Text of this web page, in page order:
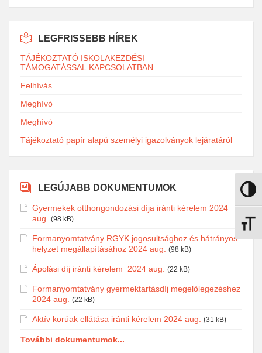
Nagy
LEGFRISSEBB HÍREK
TÁJÉKOZTATÓ ISKOLAKEZDÉSI
TÁMOGATÁSSAL KAPCSOLATBAN
Felhívás
Meghívó
Meghívó
Tájékoztató papír alapú személyi igazolványok lejáratáról
LEGÚJABB DOKUMENTUMOK
Gyermekek otthongondozási díja iránti kérelem 2024
aug.
(98 kB)
Formanyomtatvány RGYK jogosultsághoz és hátrányos
helyzet megállapításához 2024 aug.
(98 kB)
Ápolási díj iránti kérelem_2024 aug. (22 kB)
Formanyomtatvány gyermektartásdíj megelőlegezéshez
2024 aug.
(22 kB)
Aktív korúak ellátása iránti kérelem 2024 aug. (31 kB)
További dokumentumok...